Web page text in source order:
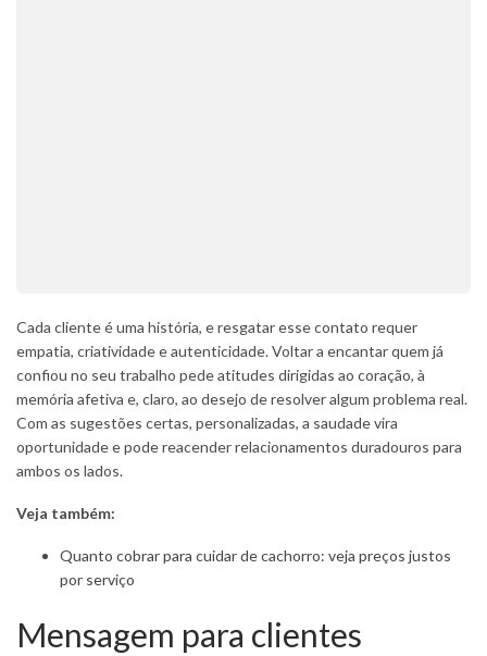
Cada cliente é uma história, e resgatar esse contato requer
empatia, criatividade e autenticidade. Voltar a encantar quem já
confiou no seu trabalho pede atitudes dirigidas ao coração, à
memória afetiva e, claro, ao desejo de resolver algum problema real.
Com as sugestões certas, personalizadas, a saudade vira
oportunidade e pode reacender relacionamentos duradouros para
ambos os lados.
Veja também:
Quanto cobrar para cuidar de cachorro: veja preços justos
por serviço
Mensagem para clientes